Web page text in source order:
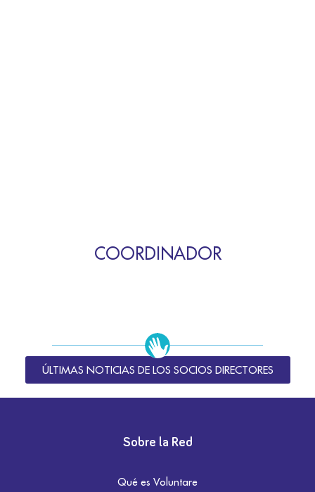
COORDINADOR
ÚLTIMAS NOTICIAS DE LOS SOCIOS DIRECTORES
Sobre la Red
Qué es Voluntare